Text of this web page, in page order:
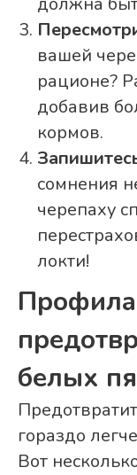
вашей
рационе?
добавив
кормов.
сомнения
черепаху
локти!
белых
гораздо
Вот